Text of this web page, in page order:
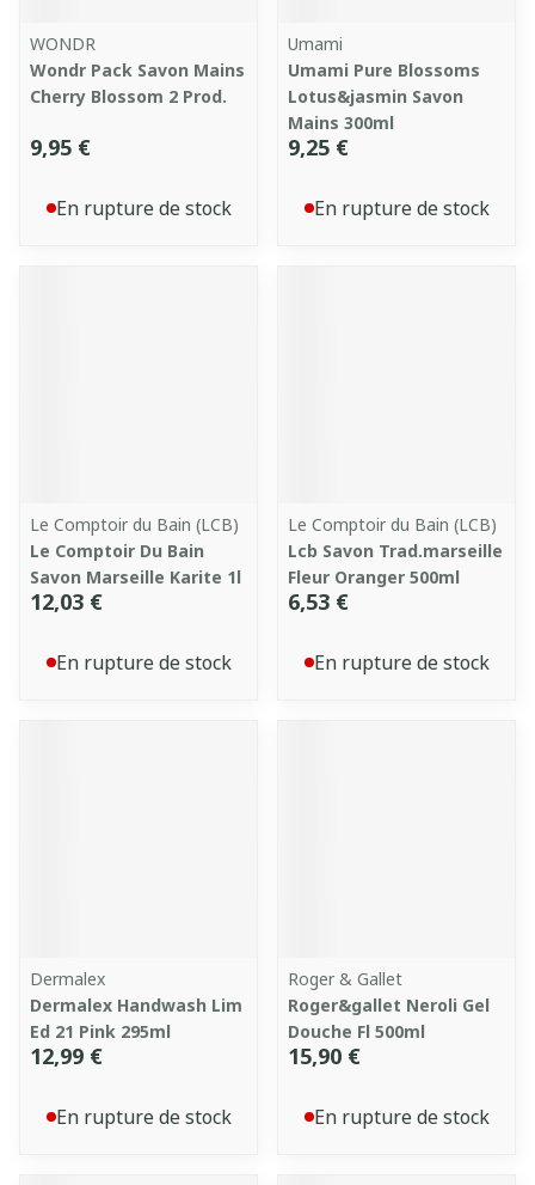
WONDR
Wondr Pack Savon Mains
Cherry Blossom 2 Prod.
9,95 €
En rupture de stock
Umami
Umami Pure Blossoms
Lotus&jasmin Savon
Mains 300ml
9,25 €
En rupture de stock
Le Comptoir du Bain (LCB)
Le Comptoir Du Bain
Savon Marseille Karite 1l
12,03 €
En rupture de stock
Le Comptoir du Bain (LCB)
Lcb Savon Trad.marseille
Fleur Oranger 500ml
6,53 €
En rupture de stock
Dermalex
Dermalex Handwash Lim
Ed 21 Pink 295ml
12,99 €
En rupture de stock
Roger & Gallet
Roger&gallet Neroli Gel
Douche Fl 500ml
15,90 €
En rupture de stock